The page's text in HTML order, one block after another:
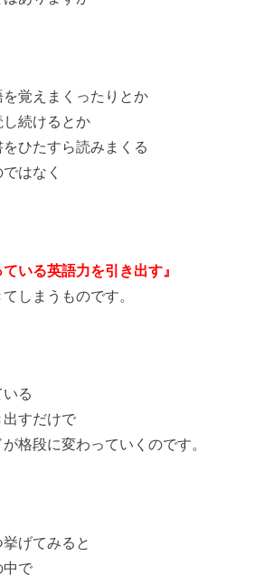
覚えまくったりとか
続けるとか
ひたすら読みまくる
はなく
いる英語力を引き出す』
しまうものです。
る
すだけで
格段に変わっていくのです。
げてみると
中で